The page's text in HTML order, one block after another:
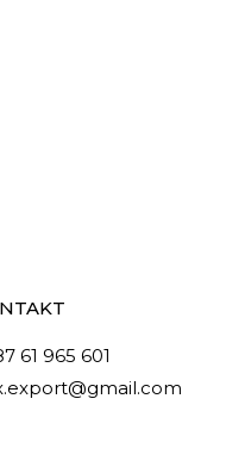
61 965 601